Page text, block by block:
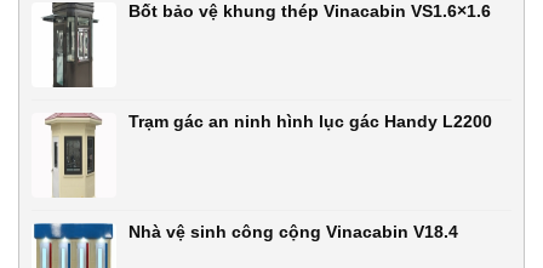
Bốt bảo vệ khung thép Vinacabin VS1.6×1.6
Trạm gác an ninh hình lục gác Handy L2200
Nhà vệ sinh công cộng Vinacabin V18.4